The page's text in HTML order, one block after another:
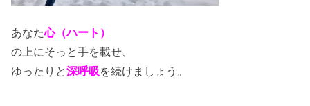
あなた心（ハート）
の上にそっと手を載せ、
ゆったりと深呼吸を続けましょう。